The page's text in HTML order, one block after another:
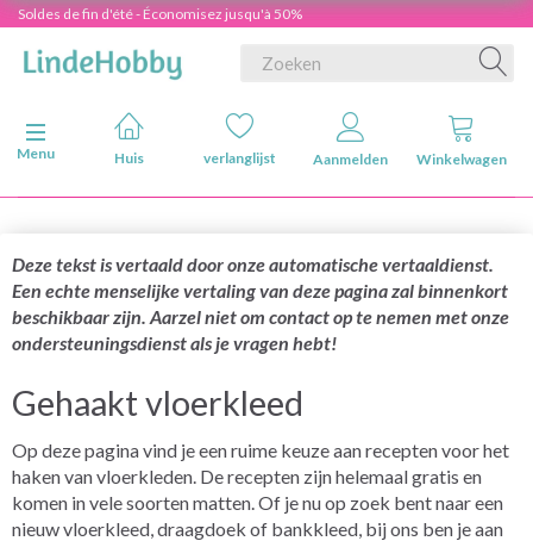
Soldes de fin d'été - Économisez jusqu'à 50%
Navigatie in-/uitschakelen
Menu
Huis verlanglijst Aanmelden Winkelwagen
Deze tekst is vertaald door onze automatische vertaaldienst.
Een echte menselijke vertaling van deze pagina zal binnenkort
beschikbaar zijn. Aarzel niet om contact op te nemen met onze
ondersteuningsdienst als je vragen hebt!
Gehaakt vloerkleed
Op deze pagina vind je een ruime keuze aan recepten voor het
haken van vloerkleden. De recepten zijn helemaal gratis en
komen in vele soorten matten. Of je nu op zoek bent naar een
nieuw vloerkleed, draagdoek of bankkleed, bij ons ben je aan